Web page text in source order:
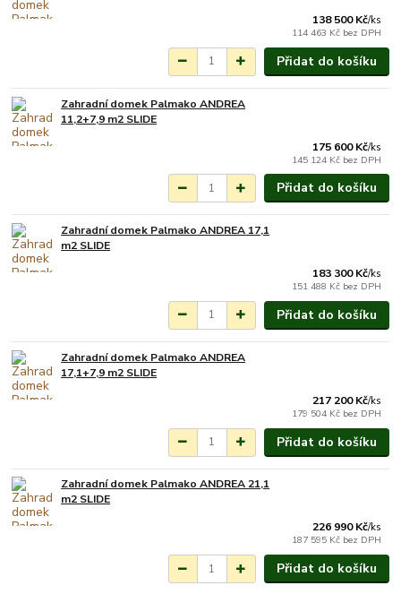
138 500 Kč/ks
114 463 Kč bez DPH
Přidat do košíku
Zahradní domek Palmako ANDREA
11,2+7,9 m2 SLIDE
175 600 Kč/ks
145 124 Kč bez DPH
Přidat do košíku
Zahradní domek Palmako ANDREA 17,1
m2 SLIDE
183 300 Kč/ks
151 488 Kč bez DPH
Přidat do košíku
Zahradní domek Palmako ANDREA
17,1+7,9 m2 SLIDE
217 200 Kč/ks
179 504 Kč bez DPH
Přidat do košíku
Zahradní domek Palmako ANDREA 21,1
m2 SLIDE
226 990 Kč/ks
187 595 Kč bez DPH
Přidat do košíku